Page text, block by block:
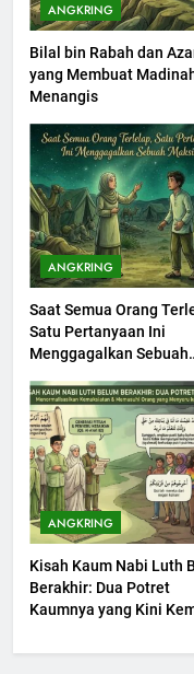
ANGKRING
Bilal bin Rabah dan
yang Membuat
Menangis
ANGKRING
Saat Semua Orang
Satu Pertanyaan Ini
Menggagalkan Sebuah
ANGKRING
Kisah Kaum Nabi Luth
Berakhir: Dua Potret
Kaumnya yang Kini
201
202
203
1